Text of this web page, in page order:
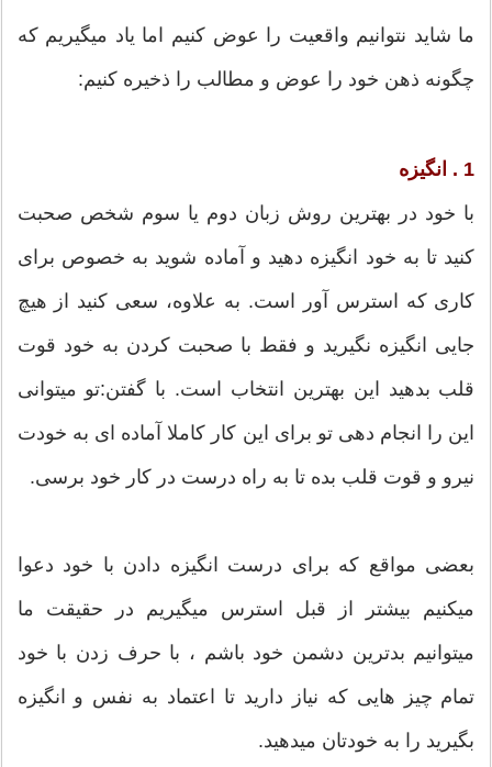
ما شاید نتوانیم واقعیت را عوض کنیم اما یاد میگیریم که
چگونه ذهن خود را عوض و مطالب را ذخیره کنیم:
1 . انگیزه
با خود در بهترین روش زبان دوم یا سوم شخص صحبت
کنید تا به خود انگیزه دهید و آماده شوید به خصوص برای
کاری که استرس آور است. به علاوه، سعی کنید از هیچ
جایی انگیزه نگیرید و فقط با صحبت کردن به خود قوت
قلب بدهید این بهترین انتخاب است. با گفتن:تو میتوانی
این را انجام دهی تو برای این کار کاملا آماده ای به خودت
نیرو و قوت قلب بده تا به راه درست در کار خود برسی.
بعضی مواقع که برای درست انگیزه دادن با خود دعوا
میکنیم بیشتر از قبل استرس میگیریم در حقیقت ما
میتوانیم بدترین دشمن خود باشم ، با حرف زدن با خود
تمام چیز هایی که نیاز دارید تا اعتماد به نفس و انگیزه
بگیرید را به خودتان میدهید.